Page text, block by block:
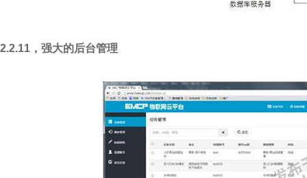
2.2.11 ，强大的后台管理